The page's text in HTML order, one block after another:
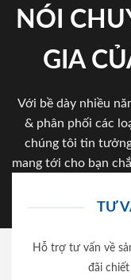
NÓI
GIA
Với bề dày nhiều
& phân phối các
chúng tôi tin
mang tới cho bạn
TƯ
Hỗ trợ tư vấn về
đãi